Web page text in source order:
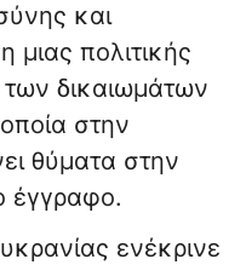
και
μιας πολιτικής
δικαιωμάτων
στην
θύματα στην
έγγραφο.
ενέκρινε